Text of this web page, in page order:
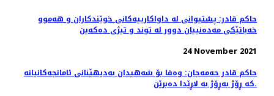
حاكم قادر: پشتیوانی لە داواكارییەكانی خوێندكاران و ھەموو
خەباتێكی مەدەنییان دوور لە توند و تیژی دەكەین
24 November 2021
حاکم قادر حەمەجان: وەفا بۆ شەهیدان بەدیهێنانی ئامانجەکانیانە
کە ڕۆژ بەڕۆژ بە لاڕێدا دەبرێن.